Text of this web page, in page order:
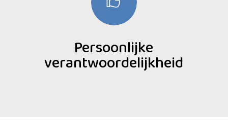
Persoonlijke
verantwoordelijkheid